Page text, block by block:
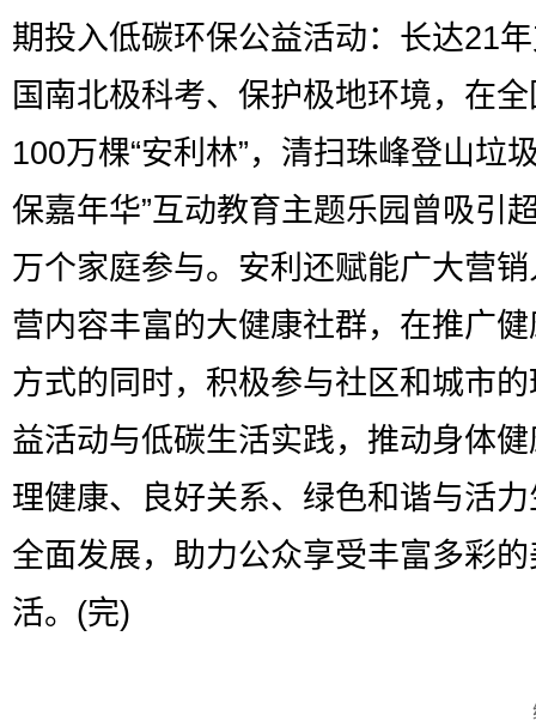
期投入低碳环保公益活动：长达21
国南北极科考、保护极地环境，在
100万棵“安利林”，清扫珠峰登山垃
保嘉年华”互动教育主题乐园曾吸引
万个家庭参与。安利还赋能广大营
营内容丰富的大健康社群，在推广
方式的同时，积极参与社区和城市
益活动与低碳生活实践，推动身体
理健康、良好关系、绿色和谐与活
全面发展，助力公众享受丰富多彩
活。(完)